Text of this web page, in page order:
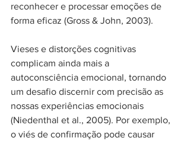
reconhecer e processar emoções de
forma eficaz (Gross & John, 2003).
Vieses e distorções cognitivas
complicam ainda mais a
autoconsciência emocional, tornando
um desafio discernir com precisão as
nossas experiências emocionais
(Niedenthal et al., 2005). Por exemplo,
o viés de confirmação pode causar